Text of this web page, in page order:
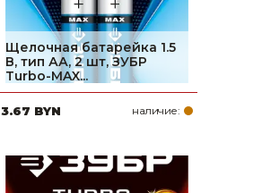
Щелочная батарейка 1.5
В, тип АА, 2 шт, ЗУБР
Turbo-MAX...
3.67 BYN наличие: